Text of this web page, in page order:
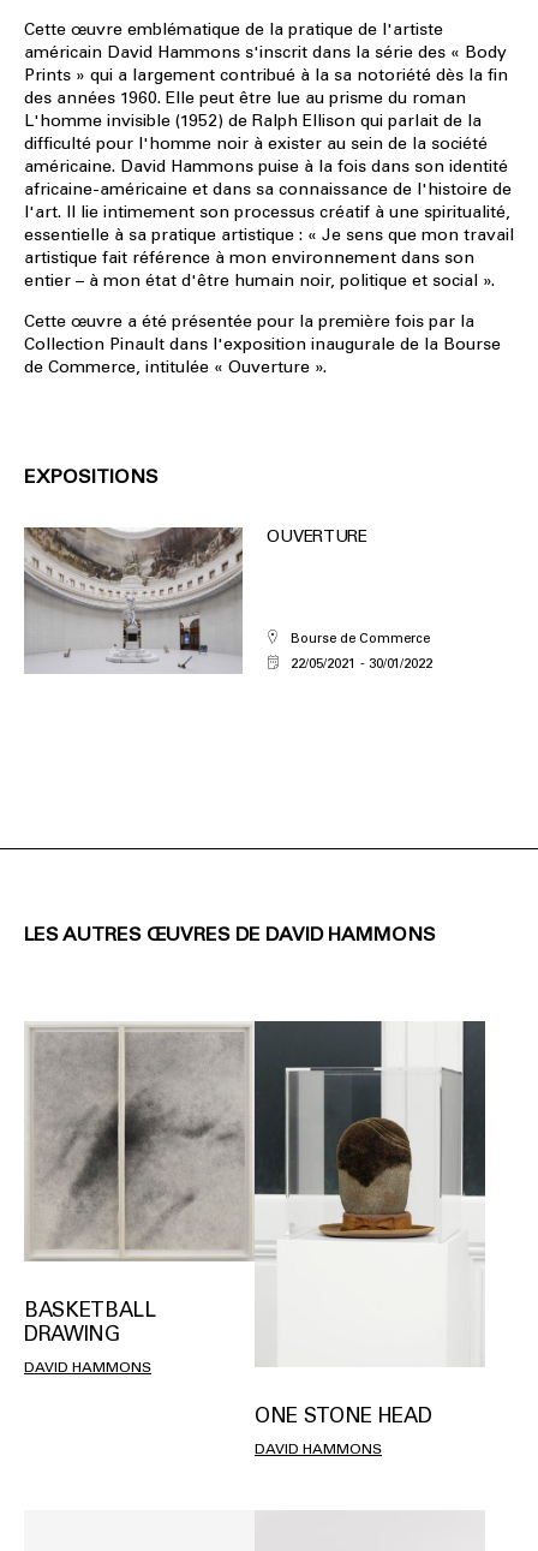
Cette œuvre emblématique de la pratique de l'artiste
américain David Hammons s'inscrit dans la série des « Body
Prints » qui a largement contribué à la sa notoriété dès la fin
des années 1960. Elle peut être lue au prisme du roman
L'homme invisible (1952) de Ralph Ellison qui parlait de la
difficulté pour l'homme noir à exister au sein de la société
américaine. David Hammons puise à la fois dans son identité
africaine-américaine et dans sa connaissance de l'histoire de
l'art. Il lie intimement son processus créatif à une spiritualité,
essentielle à sa pratique artistique : « Je sens que mon travail
artistique fait référence à mon environnement dans son
entier – à mon état d'être humain noir, politique et social ».
Cette œuvre a été présentée pour la première fois par la
Collection Pinault dans l'exposition inaugurale de la Bourse
de Commerce, intitulée « Ouverture ».
EXPOSITIONS
OUVERTURE
Bourse de Commerce
22/05/2021
30/01/2022
LES AUTRES ŒUVRES DE DAVID HAMMONS
BASKETBALL
DRAWING
DAVID HAMMONS
ONE STONE HEAD
DAVID HAMMONS